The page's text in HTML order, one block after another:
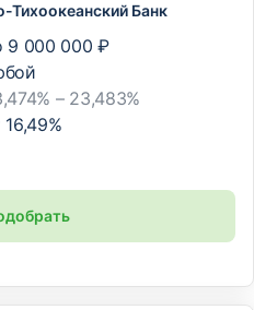
Тихоокеанский Банк
9 000 000 ₽
– 23,483%
16,49%